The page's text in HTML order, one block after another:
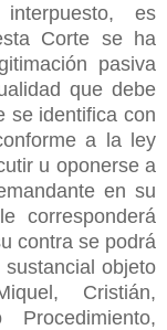
es
Corte se ha
pasiva
que debe
se identifica con
a la ley
u oponerse a
en su
corresponderá
contra se podrá
objeto
Cristián,